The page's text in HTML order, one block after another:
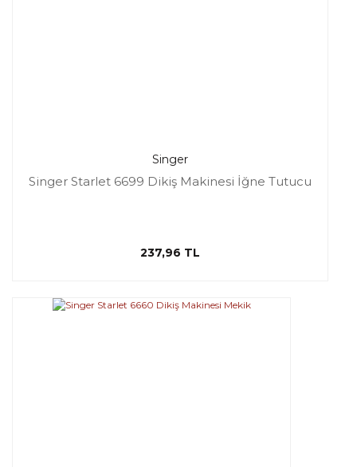
Singer
Singer Starlet 6699 Dikiş Makinesi İğne Tutucu
237,96 TL